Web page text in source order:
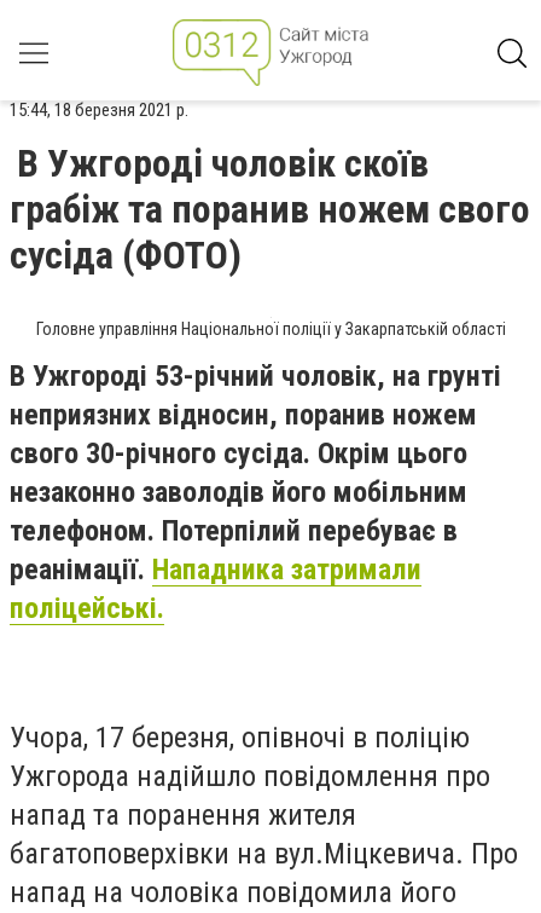
15:44, 18 березня 2021 р.
В Ужгороді чоловік скоїв
грабіж та поранив ножем свого
сусіда (ФОТО)
Головне управління Національної поліції у Закарпатській області
В Ужгороді 53-річний чоловік, на грунті
неприязних відносин, поранив ножем
свого 30-річного сусіда. Окрім цього
незаконно заволодів його мобільним
телефоном. Потерпілий перебуває в
реанімації. Нападника затримали
поліцейські.
Учора, 17 березня, опівночі в поліцію
Ужгорода надійшло повідомлення про
напад та поранення жителя
багатоповерхівки на вул.Міцкевича. Про
напад на чоловіка повідомила його